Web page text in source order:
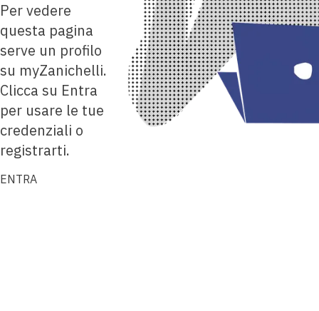
Per vedere
questa pagina
serve un profilo
su myZanichelli.
Clicca su Entra
per usare le tue
credenziali o
registrarti.
ENTRA